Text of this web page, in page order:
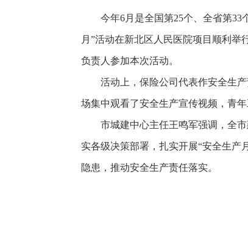
今年6月是全国第25个、全省第
月”活动在新北区人民医院项目顺利
负责人参加本次活动。
活动上，保险公司代表作安全生
场集中观看了安全生产宣传视频，青
市城建中心主任王鸣军强调，全
实各级决策部署，扎实开展“安全生产
隐患，推动安全生产责任落实。